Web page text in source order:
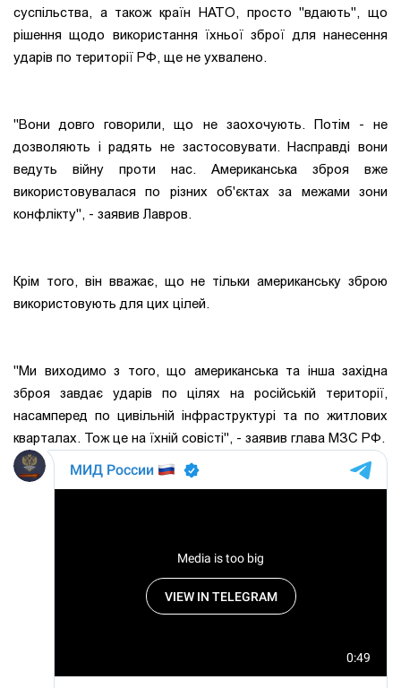
суспільства, а також країн НАТО, просто "вдають", що
рішення щодо використання їхньої зброї для нанесення
ударів по території РФ, ще не ухвалено.
"Вони довго говорили, що не заохочують. Потім - не
дозволяють і радять не застосовувати. Насправді вони
ведуть війну проти нас. Американська зброя вже
використовувалася по різних об'єктах за межами зони
конфлікту", - заявив Лавров.
Крім того, він вважає, що не тільки американську зброю
використовують для цих цілей.
"Ми виходимо з того, що американська та інша західна
зброя завдає ударів по цілях на російській території,
насамперед по цивільній інфраструктурі та по житлових
кварталах. Тож це на їхній совісті", - заявив глава МЗС РФ.